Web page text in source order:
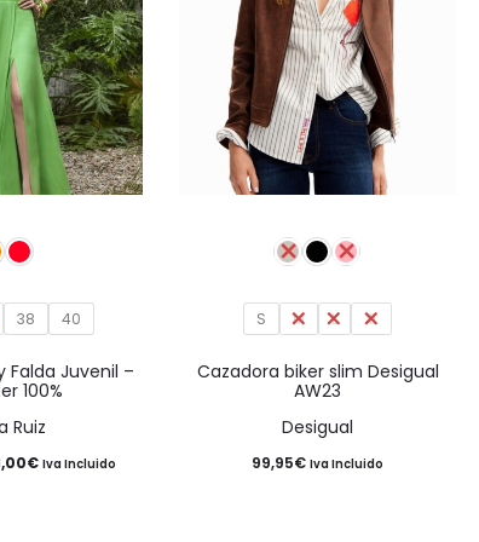
producto
producto
múltiples
Las
opciones
se
38 40
Falda Juvenil –
100%
Ruiz
€ElIva Incluido
producto
múltiples
se
S M L XL
Cazadora biker slim Desigual
AW23
Desigual
99,95€ Iva Incluido